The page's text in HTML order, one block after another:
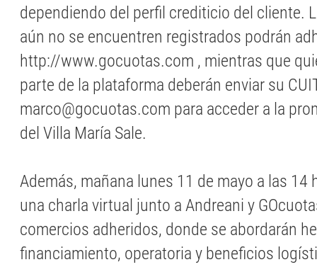
dependiendo del perfil crediticio del cliente.
aún no se encuentren registrados podrán
http://www.gocuotas.com , mientras que
parte de la plataforma deberán enviar su
marco@gocuotas.com para acceder a la
del Villa María Sale.
Además, mañana lunes 11 de mayo a las 14
una charla virtual junto a Andreani y
comercios adheridos, donde se abordarán
financiamiento, operatoria y beneficios